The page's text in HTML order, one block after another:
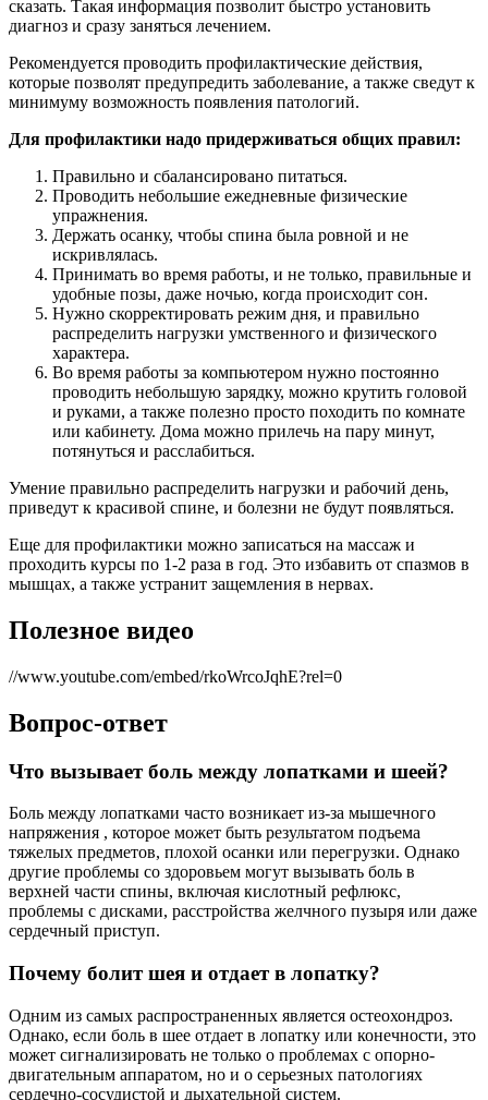
сказать. Такая информация позволит быстро установить
диагноз и сразу заняться лечением.
Рекомендуется проводить профилактические действия,
которые позволят предупредить заболевание, а также сведут к
минимуму возможность появления патологий.
Для профилактики надо придерживаться общих правил:
Правильно и сбалансировано питаться.
Проводить небольшие ежедневные физические
упражнения.
Держать осанку, чтобы спина была ровной и не
искривлялась.
Принимать во время работы, и не только, правильные и
удобные позы, даже ночью, когда происходит сон.
Нужно скорректировать режим дня, и правильно
распределить нагрузки умственного и физического
характера.
Во время работы за компьютером нужно постоянно
проводить небольшую зарядку, можно крутить головой
и руками, а также полезно просто походить по комнате
или кабинету. Дома можно прилечь на пару минут,
потянуться и расслабиться.
Умение правильно распределить нагрузки и рабочий день,
приведут к красивой спине, и болезни не будут появляться.
Еще для профилактики можно записаться на массаж и
проходить курсы по 1-2 раза в год. Это избавить от спазмов в
мышцах, а также устранит защемления в нервах.
Полезное видео
//www.youtube.com/embed/rkoWrcoJqhE?rel=0
Вопрос-ответ
Что вызывает боль между лопатками и шеей?
Боль между лопатками часто возникает из-за мышечного
напряжения , которое может быть результатом подъема
тяжелых предметов, плохой осанки или перегрузки. Однако
другие проблемы со здоровьем могут вызывать боль в
верхней части спины, включая кислотный рефлюкс,
проблемы с дисками, расстройства желчного пузыря или даже
сердечный приступ.
Почему болит шея и отдает в лопатку?
Одним из самых распространенных является остеохондроз.
Однако, если боль в шее отдает в лопатку или конечности, это
может сигнализировать не только о проблемах с опорно-
двигательным аппаратом, но и о серьезных патологиях
сердечно-сосудистой и дыхательной систем.